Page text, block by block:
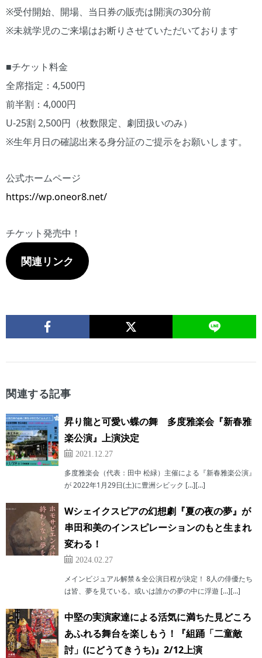
※受付開始、開場、当日券の販売は開演の30分前
※未就学児のご来場はお断りさせていただいております
■チケット料金
全席指定：4,500円
前半割：4,000円
U-25割 2,500円（枚数限定、劇団扱いのみ）
※生年月日の確認出来る身分証のご提示をお願いします。
公式ホームページ
https://wp.oneor8.net/
チケット発売中！
関連リンク
関連する記事
昇り龍と可愛い蝶の舞 多度雅楽会『新春雅
楽公演』上演決定
2021.12.27
多度雅楽会（代表：田中 松緑）主催による『新春雅楽公演』
が 2022年1月29日(土)に豊洲シビック […][…]
Wシェイクスピアの幻想劇『夏の夜の夢』が
串田和美のインスピレーションのもと生まれ
変わる！
2024.02.27
メインビジュアル解禁＆全公演日程が決定！ 8人の俳優たち
は皆、夢を見ている。或いは誰かの夢の中に浮遊 […][…]
中堅の実演家達による活気に満ちた見どころ
あふれる舞台を楽しもう！『組踊「二童敵
討」(にどうてきうち)』2/12上演